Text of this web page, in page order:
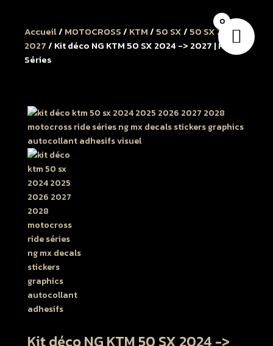
Accueil/ MOTOCROSS/ KTM/ 50 SX/ 50 SX 2024 à
2027/ Kit déco NG KTM 50 SX 2024 -> 2027 | RIDE
Séries
Kit déco NG KTM 50 SX 2024 ->
0